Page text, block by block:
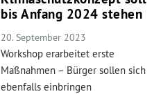
bis Anfang 2024 stehen
20. September 2023
Workshop erarbeitet erste
Maßnahmen – Bürger sollen sich
ebenfalls einbringen